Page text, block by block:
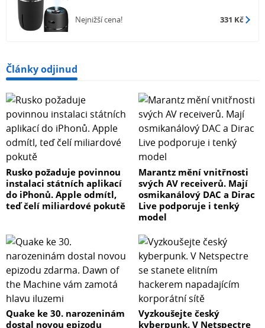
Nejnižší cena! 331 Kč
Články odjinud
Rusko požaduje povinnou
instalaci státních aplikací
do iPhonů. Apple odmítl,
teď čelí miliardové pokutě
Marantz mění vnitřnosti
svých AV receiverů. Mají
osmikanálový DAC a Dirac
Live podporuje i tenký
model
Quake ke 30. narozeninám
dostal novou epizodu
Vyzkoušejte český
kyberpunk. V Netspectre